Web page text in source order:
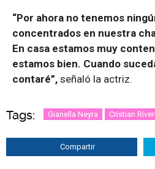
“Por ahora no tenemos
concentrados en nuestra
En casa estamos muy
estamos bien. Cuando
contaré”, señaló la actriz.
Tags: Gianella Neyra Cristian
Compartir